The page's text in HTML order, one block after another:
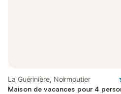
La Guérinière, Noirmoutier
Maison de vacances pour 4